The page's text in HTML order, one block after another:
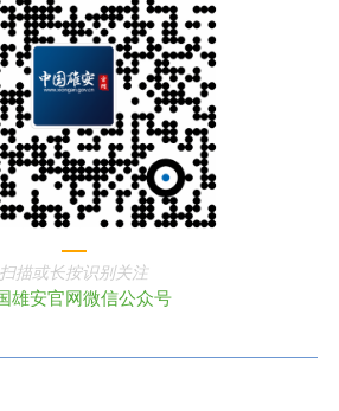
扫描或长按识别关注
雄安官网微信公众号